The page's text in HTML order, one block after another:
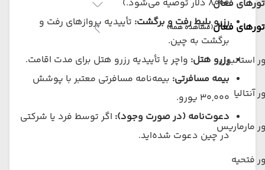
تورهای فعال
تورهای فعال(مشاهده همه)
استانبول
آنتالیا
مارماریس
فتحیه
۸۰۰۰ دلار توصیه می‌شود.)
رزرو بلیط رفت و برگشت: تأییدیه پروازهای رفت و
برگشت به چین.
رزرو هتل: واچر یا تأییدیه رزرو هتل برای مدت اقامت.
بیمه مسافرتی: بیمه‌نامه مسافرتی معتبر با پوشش
۳۰,۰۰۰ یورو.
دعوت‌نامه (در صورت وجود): اگر توسط فرد یا شرکتی
در چین دعوت شده‌اید.